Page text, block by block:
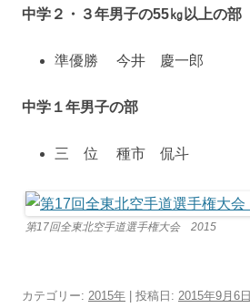
中学２・３年男子の55㎏以上の部
準優勝 今井 慶一郎
中学１年男子の部
三 位 種市 侃斗
第17回全東北空手道選手権大会 2015
カテゴリー: 2015年 | 投稿日: 2015年9月6日